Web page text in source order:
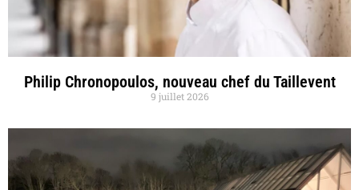
Philip Chronopoulos, nouveau chef du Taillevent
9 juillet 2026